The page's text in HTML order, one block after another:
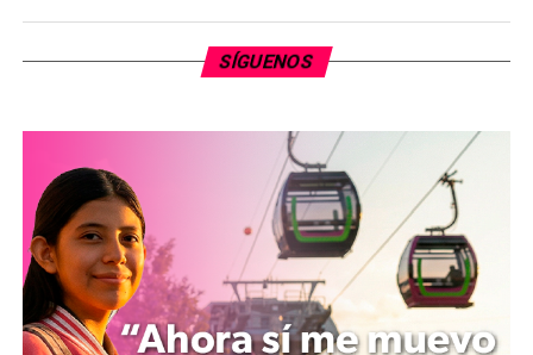
aseguró que el proceso de relevo se realizará con rigor
La Legislatura subrayó que priorizará la legitimidad en
este cambio institucional, el cual se desarrollará
mediante los mecanismos previstos en la normativa
estatal. El anuncio se produce en un contexto donde la
Fiscalía enfrenta el reto de mantener la estabilidad en
sus funciones durante la transición.
SÍGUENOS